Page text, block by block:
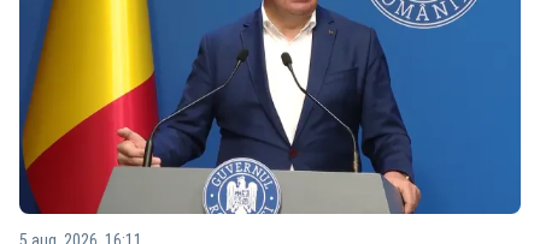
5 aug. 2026, 16:11